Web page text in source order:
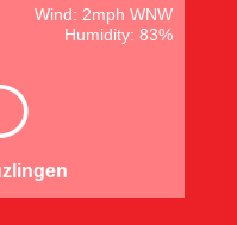
Wind: 2mph WNW
Humidity: 83%